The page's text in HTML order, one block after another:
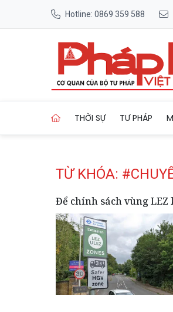
Hotline: 0869 359 588
THỜI SỰ TƯ PHÁP
TỪ KHÓA:
Để chính sách vùng